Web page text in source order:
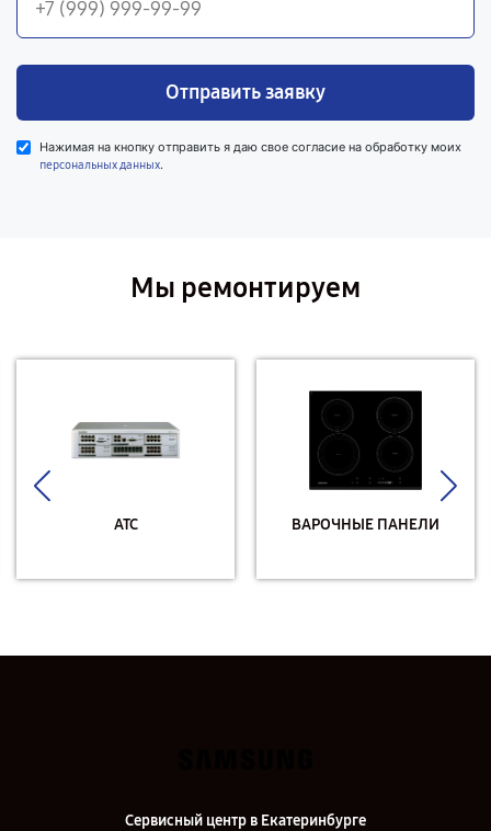
Отправить заявку
Нажимая на кнопку отправить я даю свое согласие на обработку моих
персональных данных.
Мы ремонтируем
АТС ВАРОЧНЫЕ ПАНЕЛИ
Сервисный центр в Екатеринбурге